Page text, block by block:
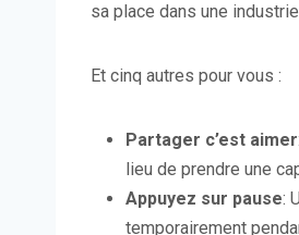
sa place dans une
Et cinq autres pour vous :
Partager c’est aimer
lieu de prendre une
Appuyez sur pause:
temporairement